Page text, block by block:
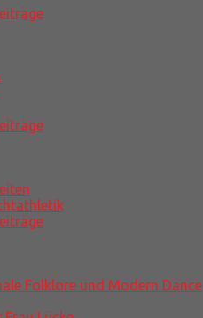
Folklore und Modern Dance